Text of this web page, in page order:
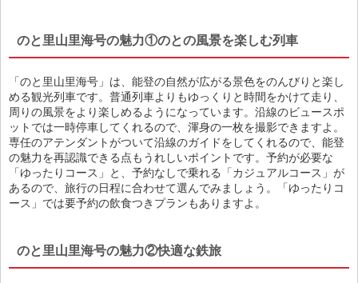
のと里山里海号の魅力①のとの風景を楽しむ列車
「のと里山里海号」は、能登の自然が広がる景色をのんびりと楽し
める観光列車です。普通列車よりもゆっくりと時間をかけて走り、
周りの風景をより楽しめるようになっています。沿線のビュースポ
ットでは一時停車してくれるので、渾身の一枚を撮影できますよ。
専任のアテンダントがついて沿線のガイドをしてくれるので、能登
の魅力を再認識できる点もうれしいポイントです。予約が必要な
「ゆったりコース」と、予約なしで乗れる「カジュアルコース」が
あるので、旅行の日程に合わせて選んでみましょう。「ゆったりコ
ース」では要予約の飲食つきプランもありますよ。
のと里山里海号の魅力②快適な鉄旅